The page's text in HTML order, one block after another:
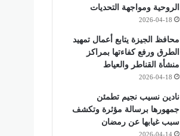
الروحية ومواجهة التحديات
2026-04-18
محافظ الجيزة يتابع أعمال تمهيد
الطرق ورفع كفاءتها بمراكز
منشأة القناطر والعياط
2026-04-18
نادين نسيب نجيم تطمئن
جمهورها برسالة مؤثرة وتكشف
سبب غيابها عن رمضان
2026-04-14